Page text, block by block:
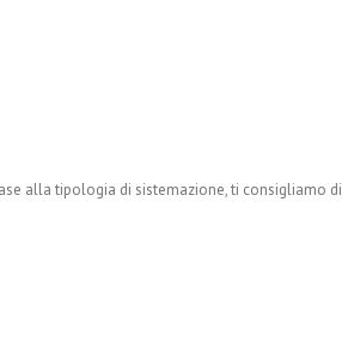
alla tipologia di sistemazione, ti consigliamo di